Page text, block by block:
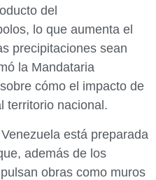
del
lo que aumenta el
precipitaciones sean
la Mandataria
cómo el impacto de
territorio nacional.
está preparada
además de los
obras como muros